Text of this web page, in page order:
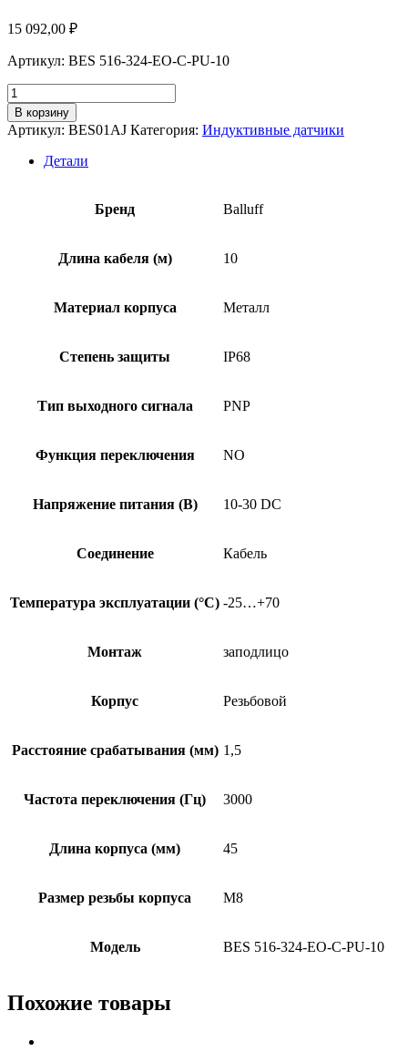
15 092,00 ₽
Артикул: BES 516-324-EO-C-PU-10
Количество
товара
Индуктивный
датчик
Balluff
В корзину
Артикул: BES01AJ Категория: Индуктивные датчики
Детали
Бренд Balluff
Длина кабеля (м) 10
Материал корпуса Металл
Степень защиты IP68
Тип выходного сигнала PNP
Функция переключения NO
Напряжение питания (В) 10-30 DC
Соединение Кабель
Температура эксплуатации (°C) -25…+70
Монтаж заподлицо
Корпус Резьбовой
Расстояние срабатывания (мм) 1,5
Частота переключения (Гц) 3000
Длина корпуса (мм) 45
Размер резьбы корпуса M8
Модель BES 516-324-EO-C-PU-10
Похожие товары